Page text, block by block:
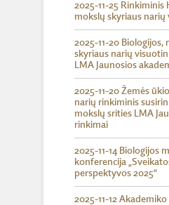
2025-11-25
mokslų skyriaus
2025-11-20 Biologijos,
skyriaus narių
LMA Jaunosios
2025-11-20 Žemės
narių rinkiminis
mokslų srities LMA
rinkimai
2025-11-14 Biologijos
konferencija
perspektyvos 2025“
2025-11-12